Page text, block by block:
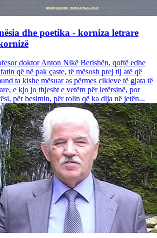
dhe poetika - korniza letrare
doktor Anton Nikë Berishën, qoftë edhe
që në pak çaste, të mësosh prej tij atë që
ta kishe mësuar as përmes cikleve të gjata të
e kjo jo thjesht e vetëm për letërsinë, por
për besimin, për rolin që ka dija në jetën...